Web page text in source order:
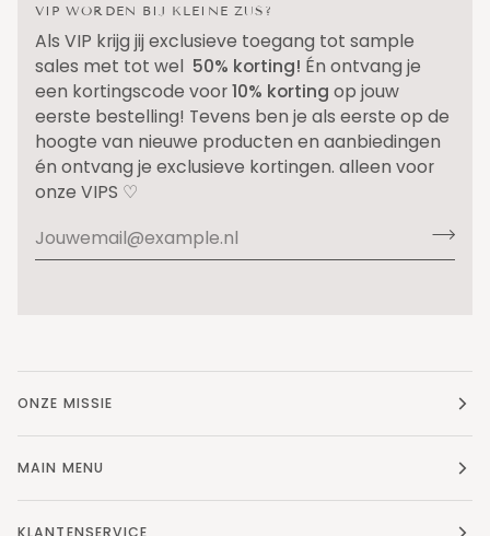
VIP WORDEN BIJ KLEINE ZUS?
Als VIP krijg jij exclusieve toegang tot sample
sales met tot wel 50% korting! Én ontvang je
een kortingscode voor10% korting op jouw
eerste bestelling! Tevens ben je als eerste op de
hoogte van nieuwe producten en aanbiedingen
én ontvang je exclusieve kortingen. alleen voor
onze VIPS ♡
ONZE MISSIE
MAIN MENU
KLANTENSERVICE